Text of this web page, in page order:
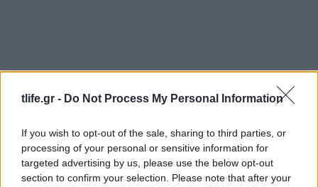
tlife.gr - Do Not Process My Personal Information
If you wish to opt-out of the sale, sharing to third parties, or
processing of your personal or sensitive information for
targeted advertising by us, please use the below opt-out
section to confirm your selection. Please note that after your